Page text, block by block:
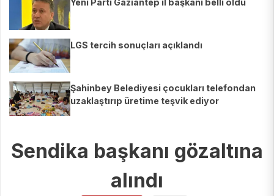
Yeni Parti Gaziantep il başkanı belli oldu
LGS tercih sonuçları açıklandı
Şahinbey Belediyesi çocukları telefondan
uzaklaştırıp üretime teşvik ediyor
Sendika başkanı gözaltına
alındı